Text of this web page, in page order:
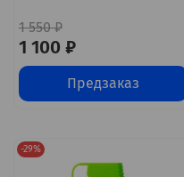
1 550 ₽
1 100 ₽
Предзаказ
-29%